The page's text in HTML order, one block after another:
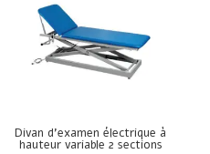
Divan d’examen électrique à
hauteur variable 2 sections